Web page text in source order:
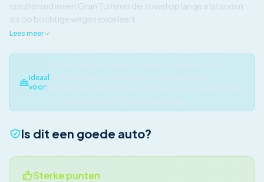
resulterend in een Gran Turismo die zowel op lange afstanden
als op bochtige wegen excelleert.
Lees meer
Ideaal
voor:
Is dit een goede auto?
Sterke punten